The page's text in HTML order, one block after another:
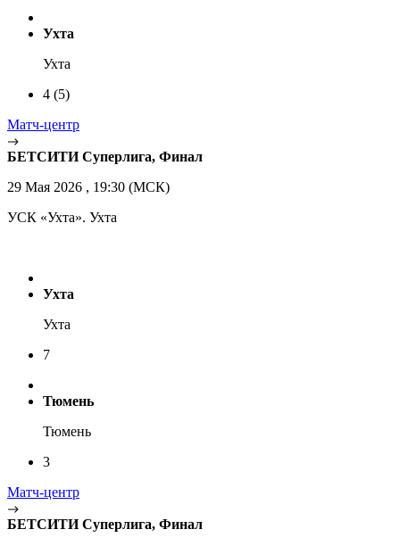
Ухта
Ухта
4 (5)
Матч-центр
БЕТСИТИ Суперлига, Финал
29 Мая 2026 , 19:30 (МСК)
УСК «Ухта». Ухта
Ухта
Ухта
7
Тюмень
Тюмень
3
Матч-центр
БЕТСИТИ Суперлига, Финал